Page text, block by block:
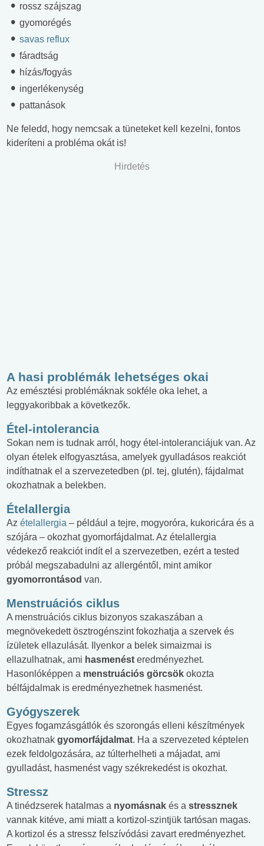
rossz szájszag
gyomorégés
savas reflux
fáradtság
hízás/fogyás
ingerlékenység
pattanások
Ne feledd, hogy nemcsak a tüneteket kell kezelni, fontos
kideríteni a probléma okát is!
Hirdetés
A hasi problémák lehetséges okai
Az emésztési problémáknak sokféle oka lehet, a
leggyakoribbak a következők.
Étel-intolerancia
Sokan nem is tudnak arról, hogy étel-intoleranciájuk van. Az
olyan ételek elfogyasztása, amelyek gyulladásos reakciót
indíthatnak el a szervezetedben (pl. tej, glutén), fájdalmat
okozhatnak a belekben.
Ételallergia
Az ételallergia – például a tejre, mogyoróra, kukoricára és a
szójára – okozhat gyomorfájdalmat. Az ételallergia
védekező reakciót indít el a szervezetben, ezért a tested
próbál megszabadulni az allergéntől, mint amikor
gyomorrontásod van.
Menstruációs ciklus
A menstruációs ciklus bizonyos szakaszában a
megnövekedett ösztrogénszint fokozhatja a szervek és
ízületek ellazulását. Ilyenkor a belek simaizmai is
ellazulhatnak, ami hasmenést eredményezhet.
Hasonlóképpen a menstruációs görcsök okozta
bélfájdalmak is eredményezhetnek hasmenést.
Gyógyszerek
Egyes fogamzásgátlók és szorongás elleni készítmények
okozhatnak gyomorfájdalmat. Ha a szervezeted képtelen
ezek feldolgozására, az túlterhelheti a májadat, ami
gyulladást, hasmenést vagy székrekedést is okozhat.
Stressz
A tinédzserek hatalmas a nyomásnak és a stressznek
vannak kitéve, ami miatt a kortizol-szintjük tartósan magas.
A kortizol és a stressz felszívódási zavart eredményezhet.